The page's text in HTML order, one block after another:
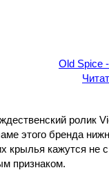
Old Spice
ролик
этого бренда
крылья кажутся не
признаком.